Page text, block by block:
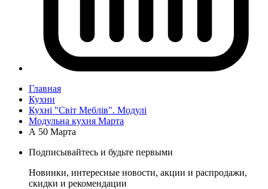
Главная
Кухни
Кухні "Світ Меблів". Модулі
Модульна кухня Марта
А 50 Марта
Подписывайтесь и будьте первыми
Новинки, интересные новости, акции и распродажи,
скидки и рекомендации